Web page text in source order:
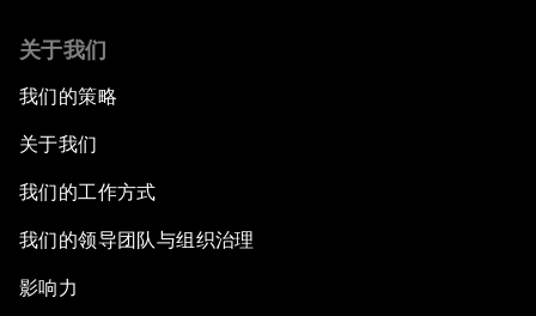
关于我们
我们的策略
关于我们
我们的工作方式
我们的领导团队与组织治理
影响力